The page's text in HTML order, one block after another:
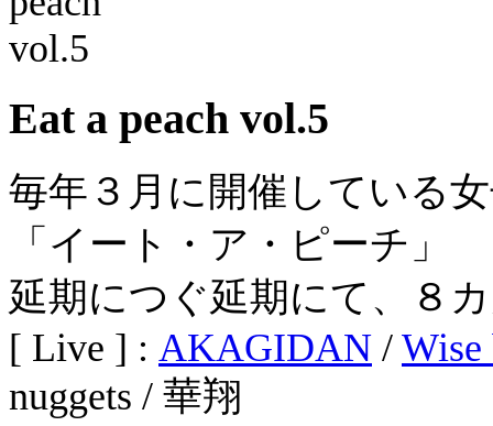
Eat a peach vol.5
毎年３月に開催している
「イート・ア・ピーチ」
延期につぐ延期にて、８
[ Live ] : AKAGIDAN / Wise
nuggets / 華翔